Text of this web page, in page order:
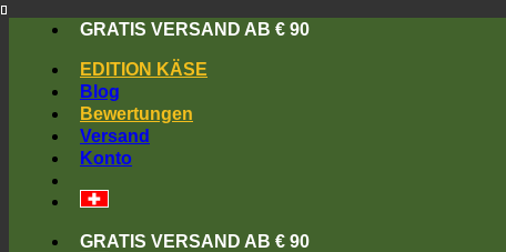
content
GRATIS VERSAND AB € 90
EDITION KÄSE
Blog
Bewertungen
Versand
Konto
GRATIS VERSAND AB € 90